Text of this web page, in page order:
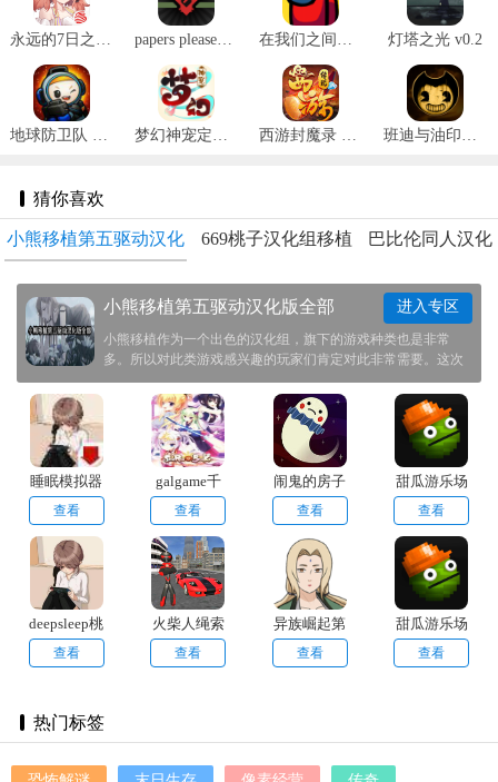
papers please安卓汉化版 v1.4.12 灯塔之光 v0.2
猜你喜欢
小熊移植第五驱动汉化 669桃子汉化组移植 巴比伦同人汉化
小熊移植第五驱动汉化版全部
小熊移植作为一个出色的汉化组，旗下的游戏种类也是非常
多。所以对此类游戏感兴趣的玩家们肯定对此非常需要。这次
趣的玩家前来本站之中下载体验一番！
进入专区
睡眠模拟器
手机版(桃子
移植)
查看
galgame千
恋万花
查看
闹鬼的房子
桃子移植像
素
查看
甜瓜游乐场
19.0版本
查看
deepsleep桃
子移植
查看
火柴人绳索
英雄手机版
查看
异族崛起第
三章
查看
甜瓜游乐场
20.0
查看
热门标签